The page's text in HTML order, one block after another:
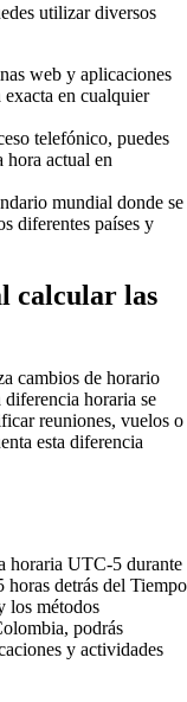
utilizar diversos
web y aplicaciones
en cualquier
telefónico, puedes
hora actual en
mundial donde se
diferentes países y
calcular las
cambios de horario
horaria se
reuniones, vuelos o
esta diferencia
horaria UTC-5 durante
horas detrás del Tiempo
los métodos
podrás
y actividades